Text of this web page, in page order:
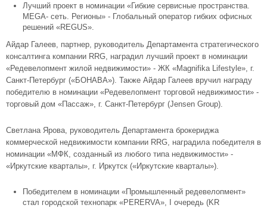
Лучший проект в номинации «Гибкие сервисные пространства.
MEGA- сеть. Регионы» - Глобальный оператор гибких офисных
решений «REGUS».
Айдар Галеев, партнер, руководитель Департамента стратегического
консалтинга компании RRG, наградил лучший проект в номинации
«Редевелопмент жилой недвижимости» - ЖК «Magnifika Lifestyle», г.
Санкт-Петербург («БОНАВА»). Также Айдар Галеев вручил награду
победителю в номинации «Редевелопмент торговой недвижимости» -
торговый дом «Пассаж», г. Санкт-Петербург (Jensen Group).
Светлана Ярова, руководитель Департамента брокериджа
коммерческой недвижимости компании RRG, наградила победителя в
номинации «МФК, созданный из любого типа недвижимости» -
«Иркутские кварталы», г. Иркутск («Иркутские кварталы»).
Победителем в номинации «Промышленный редевелопмент»
стал городской технопарк «PERERVA», I очередь (KR